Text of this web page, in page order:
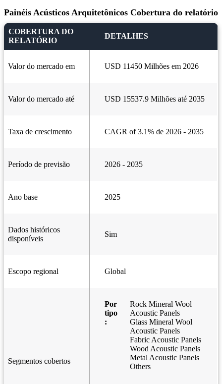
Painéis Acústicos Arquitetônicos Cobertura do relatório
COBERTURA DO
RELATÓRIO
DETALHES
Valor do mercado em USD 11450 Milhões em 2026
Valor do mercado até USD 15537.9 Milhões até 2035
Taxa de crescimento CAGR of 3.1% de 2026 - 2035
Período de previsão 2026 - 2035
Ano base 2025
Dados históricos
disponíveis
Sim
Escopo regional Global
Segmentos cobertos
Por
tipo
:
Rock Mineral Wool
Acoustic Panels
Glass Mineral Wool
Acoustic Panels
Fabric Acoustic Panels
Wood Acoustic Panels
Metal Acoustic Panels
Others